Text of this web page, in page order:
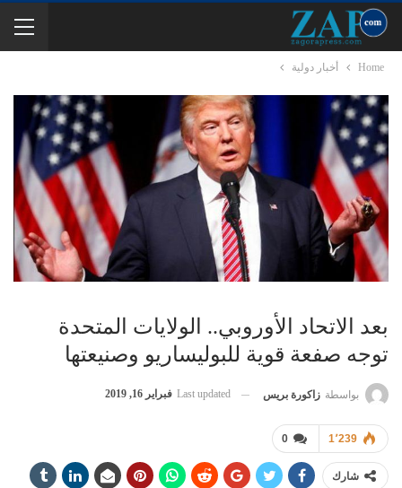
Home أخبار دولية
بعد الاتحاد الأوروبي.. الولايات المتحدة
توجه صفعة قوية للبوليساريو وصنيعتها
بواسطة زاكورة بريس Last updated فبراير 16, 2019
0 1٬239
شارك